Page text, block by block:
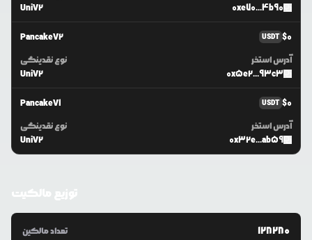
UniV2
0xe70...4b90
PancakeV2 USDT $0
نوع نقدینگی
UniV2
آدرس استخر
0x5e2...93c3
PancakeV1 USDT $0
نوع نقدینگی
UniV2
آدرس استخر
0x32e...ab59
تعداد مالکین 128280